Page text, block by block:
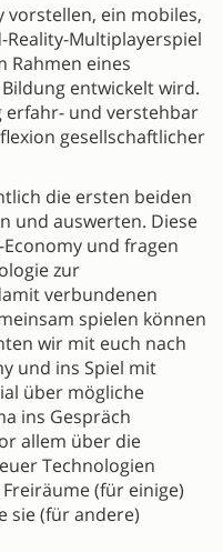
vorstellen, ein mobiles,
Multiplayerspiel
Rahmen eines
entwickelt wird.
erfahr- und verstehbar
gesellschaftlicher
die ersten beiden
und auswerten. Diese
und fragen
zur
verbundenen
spielen können
wir mit euch nach
und ins Spiel mit
über mögliche
ins Gespräch
allem über die
Technologien
(für einige)
sie (für andere)